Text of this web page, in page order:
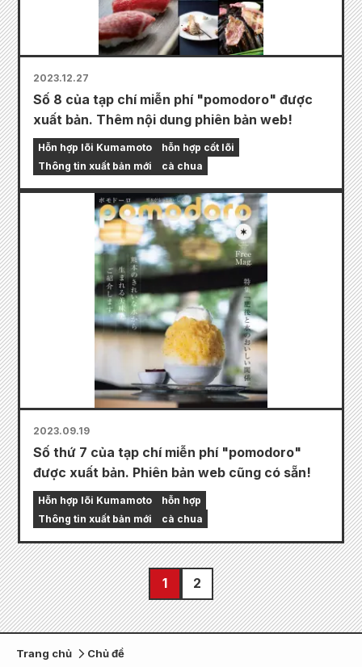
2023.12.27
Số 8 của tạp chí miễn phí "pomodoro" được
xuất bản. Thêm nội dung phiên bản web!
Hỗn hợp lõi Kumamoto
hỗn hợp cốt lõi
Thông tin xuất bản mới
cà chua
2023.09.19
Số thứ 7 của tạp chí miễn phí "pomodoro"
được xuất bản. Phiên bản web cũng có sẵn!
Hỗn hợp lõi Kumamoto
hỗn hợp
Thông tin xuất bản mới
cà chua
1 2
Trang chủ Chủ đề